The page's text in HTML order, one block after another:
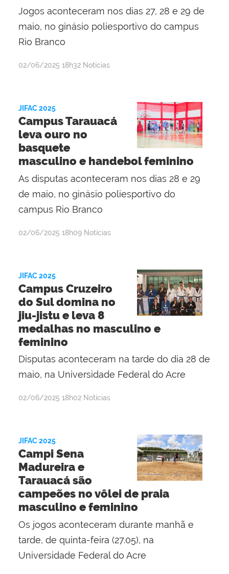
Jogos aconteceram nos dias 27, 28 e 29 de
maio, no ginásio poliesportivo do campus
Rio Branco
por
publicado
02/06/2025 18h32 Notícias
JIFAC 2025
Campus Tarauacá
leva ouro no
basquete
masculino e handebol feminino
As disputas aconteceram nos dias 28 e 29
de maio, no ginásio poliesportivo do
campus Rio Branco
por
publicado
02/06/2025 18h09 Notícias
JIFAC 2025
Campus Cruzeiro
do Sul domina no
jiu-jistu e leva 8
medalhas no masculino e
feminino
Disputas aconteceram na tarde do dia 28 de
maio, na Universidade Federal do Acre
por
publicado
02/06/2025 18h02 Notícias
JIFAC 2025
Campi Sena
Madureira e
Tarauacá são
campeões no vôlei de praia
masculino e feminino
Os jogos aconteceram durante manhã e
tarde, de quinta-feira (27.05), na
Universidade Federal do Acre